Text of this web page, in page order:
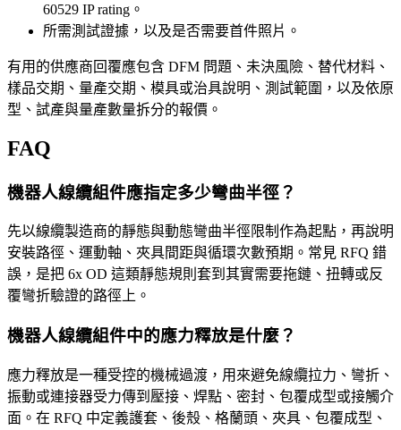
60529 IP rating。
所需測試證據，以及是否需要首件照片。
有用的供應商回覆應包含 DFM 問題、未決風險、替代材料、
樣品交期、量產交期、模具或治具說明、測試範圍，以及依原
型、試產與量產數量拆分的報價。
FAQ
機器人線纜組件應指定多少彎曲半徑？
先以線纜製造商的靜態與動態彎曲半徑限制作為起點，再說明
安裝路徑、運動軸、夾具間距與循環次數預期。常見 RFQ 錯
誤，是把 6x OD 這類靜態規則套到其實需要拖鏈、扭轉或反
覆彎折驗證的路徑上。
機器人線纜組件中的應力釋放是什麼？
應力釋放是一種受控的機械過渡，用來避免線纜拉力、彎折、
振動或連接器受力傳到壓接、焊點、密封、包覆成型或接觸介
面。在 RFQ 中定義護套、後殼、格蘭頭、夾具、包覆成型、